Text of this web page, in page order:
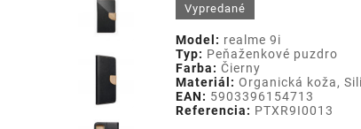
Vypredané
Model: realme 9i
Typ: Peňaženkové puzdro
Farba: Čierny
Materiál: Organická koža,
EAN: 5903396154713
Referencia: PTXR9I0013